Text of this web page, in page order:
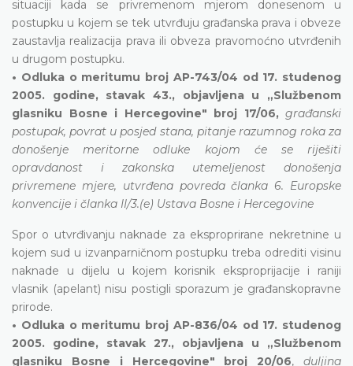
situaciji kada se privremenom mjerom donesenom u
postupku u kojem se tek utvrđuju građanska prava i obveze
zaustavlja realizacija prava ili obveza pravomoćno utvrđenih
u drugom postupku.
• Odluka o meritumu broj AP-743/04 od 17. studenog
2005. godine, stavak 43., objavljena u „Službenom
glasniku Bosne i Hercegovine" broj 17/06, građanski
postupak, povrat u posjed stana, pitanje razumnog roka za
donošenje meritorne odluke kojom će se riješiti
opravdanost i zakonska utemeljenost donošenja
privremene mjere, utvrđena povreda članka 6. Europske
konvencije i članka II/3.(e) Ustava Bosne i Hercegovine
Spor o utvrđivanju naknade za eksproprirane nekretnine u
kojem sud u izvanparničnom postupku treba odrediti visinu
naknade u dijelu u kojem korisnik eksproprijacije i raniji
vlasnik (apelant) nisu postigli sporazum je građanskopravne
prirode.
• Odluka o meritumu broj AP-836/04 od 17. studenog
2005. godine, stavak 27., objavljena u „Službenom
glasniku Bosne i Hercegovine" broj 20/06,duljina